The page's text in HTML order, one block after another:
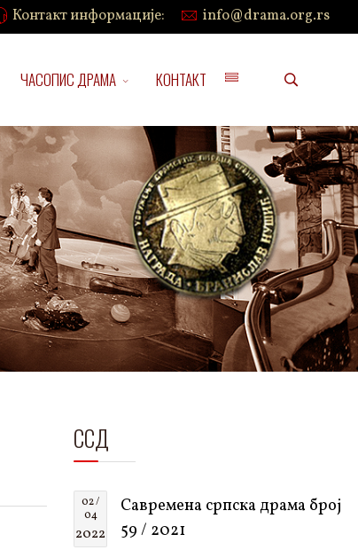
Контакт информације: info@drama.org.rs
ЧАСОПИС ДРАМА КОНТАКТ
ССД
02 /
04
2022
Савремена српска драма број
59 / 2021